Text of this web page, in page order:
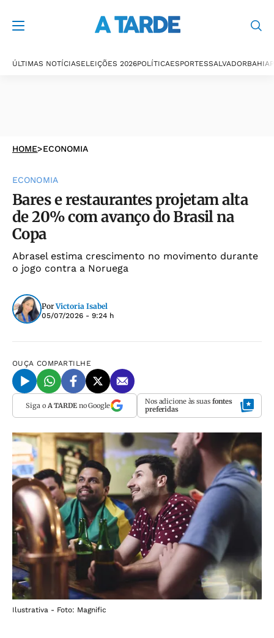
ÚLTIMAS NOTÍCIASELEIÇÕES 2026POLÍTICAESPORTESSALVADORBAHIA
HOME>ECONOMIA
ECONOMIA
Bares e restaurantes projetam alta
de 20% com avanço do Brasil na
Copa
Abrasel estima crescimento no movimento durante
o jogo contra a Noruega
Por Victoria Isabel
05/07/2026 - 9:24 h
OUÇA COMPARTILHE
Siga o A TARDEno Google Nos adicione às suas fontes
preferidas
Ilustrativa - Foto: Magnific